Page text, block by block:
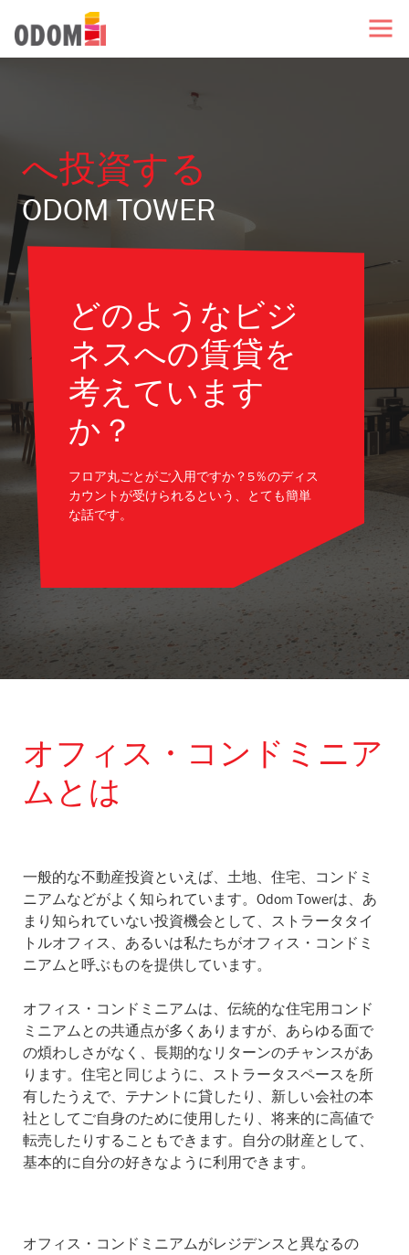
へ投資する
ODOM TOWER
どのようなビジ
ネスへの賃貸を
考えています
か？
フロア丸ごとがご入用ですか？5％のディス
カウントが受けられるという、とても簡単
な話です。
オフィス・コンドミニア
ムとは
一般的な不動産投資といえば、土地、住宅、コンドミ
ニアムなどがよく知られています。Odom Towerは、あ
まり知られていない投資機会として、ストラータタイ
トルオフィス、あるいは私たちがオフィス・コンドミ
ニアムと呼ぶものを提供しています。
オフィス・コンドミニアムは、伝統的な住宅用コンド
ミニアムとの共通点が多くありますが、あらゆる面で
の煩わしさがなく、長期的なリターンのチャンスがあ
ります。住宅と同じように、ストラータスペースを所
有したうえで、テナントに貸したり、新しい会社の本
社としてご自身のために使用したり、将来的に高値で
転売したりすることもできます。自分の財産として、
基本的に自分の好きなように利用できます。
オフィス・コンドミニアムがレジデンスと異なるの